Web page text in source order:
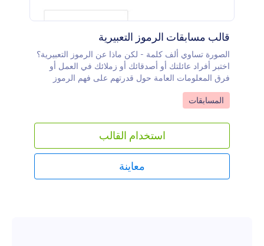
قالب مسابقات الرموز التعبيرية
الصورة تساوي ألف كلمة - لكن ماذا عن الرموز التعبيرية؟
اختبر أفراد عائلتك أو أصدقائك أو زملائك في العمل أو
فرق المعلومات العامة حول قدرتهم على فهم الرموز
التعبيرية من خلال نموذج مسابقة الرموز التعبيرية الخاص
بنا! يجب على المتسابقين ببساطة إلقاء نظرة على الرموز
برنامجًا تلفزيونيًا، أو فرقة، أو أغنية، أو أي شيء آخر يخطر
ببالك! في المساحة الموجودة أسفل الرموز التعبيرية،
يمكنهم إدخال إجاباتهم، والتي ستتلقاها على الفور في
صندوق بريدك الإلكتروني وفي جداول جوت فورم للحصول
على درجات سريعة وسهلة. نموذج مسابقة الرموز
Go to Category:
المسابقات
استخدام القالب
معاينة